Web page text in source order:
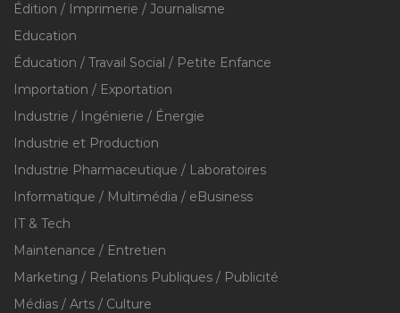
Édition / Imprimerie / Journalisme
Education
Éducation / Travail Social / Petite Enfance
Importation / Exportation
Industrie / Ingénierie / Énergie
Industrie et Production
Industrie Pharmaceutique / Laboratoires
Informatique / Multimédia / eBusiness
IT & Tech
Maintenance / Entretien
Marketing / Relations Publiques / Publicité
Médias / Arts / Culture